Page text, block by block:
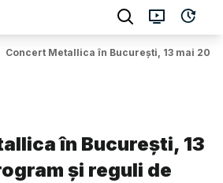
Concert Metallica în București, 13 mai
în București, 13
și reguli de